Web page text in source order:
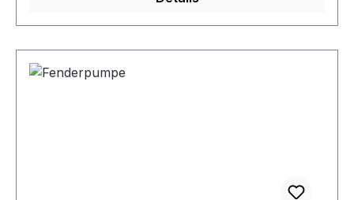
Augen. Im Fenderset sind zusätzlich vier
hochwertige, handgespleißte, schwarze
Marinefendern Erhältliche Farben: blau,
navyblau, schwarz, silbergrau und weiß mit